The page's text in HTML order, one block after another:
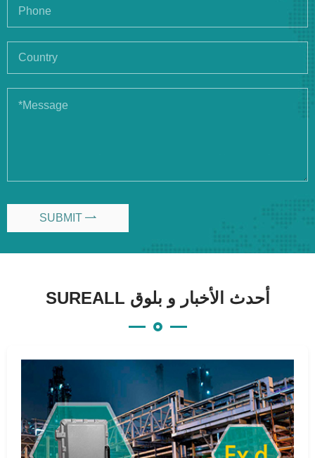
SUBMIT 
SUREALL أحدث الأخبار و بلوق